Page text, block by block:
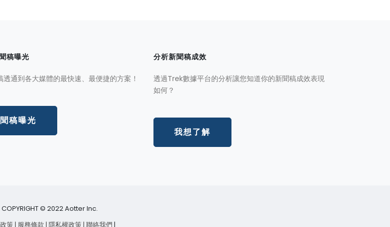
稿曝光
透通到各大媒體的最快速、最便捷的方案！
稿曝光
分析新聞稿成效
透過Trek數據平台的分析讓您知道你的新聞稿成效表現
如何？
我想了解
COPYRIGHT © 2022 Aotter Inc.
策| 服務條款 | 隱私權政策| 聯絡我們 |